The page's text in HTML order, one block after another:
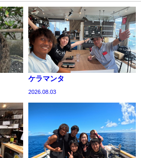
ケラマンタ
2026.08.03